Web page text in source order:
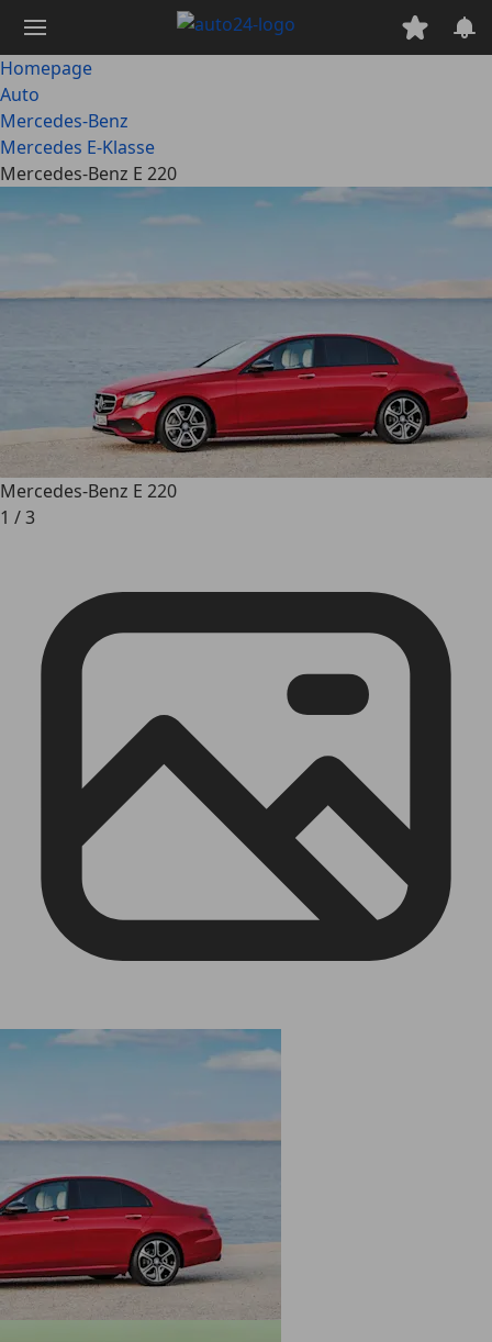
naar
hoofdinhoud
Homepage
Auto
Mercedes-Benz
Mercedes E-Klasse
Mercedes-Benz E 220
Mercedes-Benz E 220
1 /3